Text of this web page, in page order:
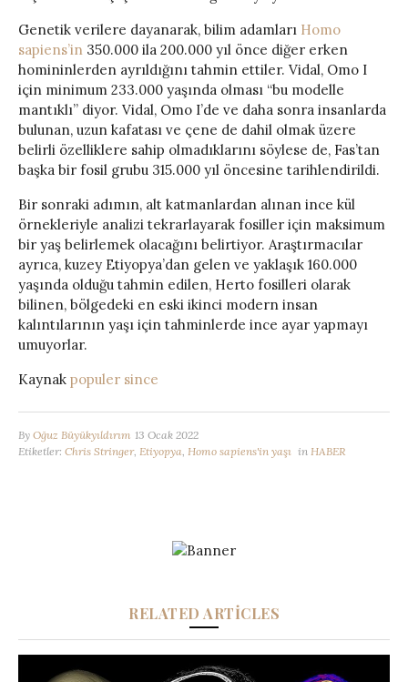
Genetik verilere dayanarak, bilim adamları Homo
sapiens’in 350.000 ila 200.000 yıl önce diğer erken
homininlerden ayrıldığını tahmin ettiler. Vidal, Omo I
için minimum 233.000 yaşında olması “bu modelle
mantıklı” diyor. Vidal, Omo I’de ve daha sonra insanlarda
bulunan, uzun kafatası ve çene de dahil olmak üzere
belirli özelliklere sahip olmadıklarını söylese de, Fas’tan
başka bir fosil grubu 315.000 yıl öncesine tarihlendirildi.
Bir sonraki adımın, alt katmanlardan alınan ince kül
örnekleriyle analizi tekrarlayarak fosiller için maksimum
bir yaş belirlemek olacağını belirtiyor. Araştırmacılar
ayrıca, kuzey Etiyopya’dan gelen ve yaklaşık 160.000
yaşında olduğu tahmin edilen, Herto fosilleri olarak
bilinen, bölgedeki en eski ikinci modern insan
kalıntılarının yaşı için tahminlerde ince ayar yapmayı
umuyorlar.
Kaynak populer since
By Oğuz Büyükyıldırım 13 Ocak 2022
Etiketler: Chris Stringer, Etiyopya Homo sapiens'in yaşı in HABER
RELATED ARTICLES